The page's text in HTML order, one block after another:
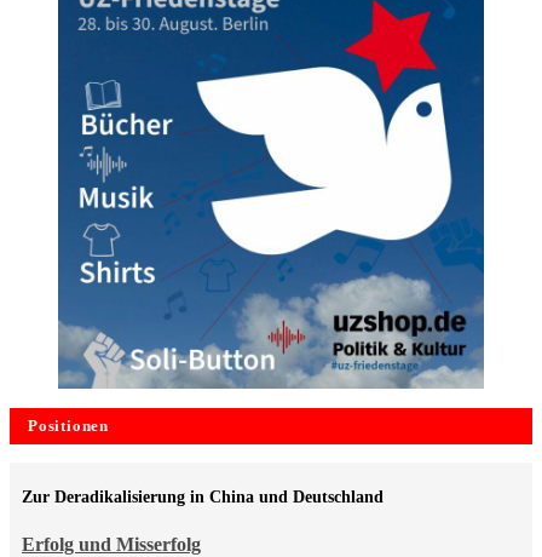
Positionen
Erfolg und Misserfolg
Zur Deradikalisierung in China und Deutschland